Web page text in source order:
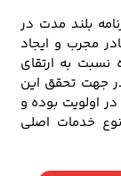
بلند مدت در
مجرب و ایجاد
به ارتقای
جهت تحقق این
اولویت بوده و
خدمات اصلی